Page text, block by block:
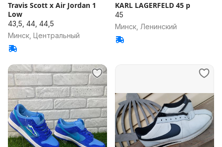
Travis Scott x Air Jordan 1
Low
43,5, 44, 44,5
Минск, Центральный
KARL LAGERFELD 45 р
45
Минск, Ленинский